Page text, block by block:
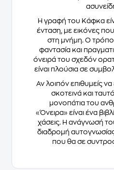
Η γραφή του Κάφκα
ένταση, με εικόνες
στη μνήμη. Ο
φαντασία και
όνειρά του σχεδόν
είναι πλούσια σε
Αν λοιπόν επιθυμείς
σκοτεινά και
μονοπάτια του
«Όνειρα» είναι ένα
χάσεις. Η ανάγνωσή
διαδρομή
που θα σε